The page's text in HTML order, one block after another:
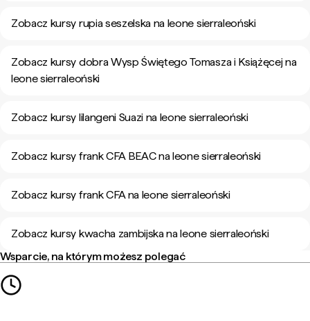
Zobacz kursy rupia seszelska na leone sierraleoński
Zobacz kursy dobra Wysp Świętego Tomasza i Książęcej na
leone sierraleoński
Zobacz kursy lilangeni Suazi na leone sierraleoński
Zobacz kursy frank CFA BEAC na leone sierraleoński
Zobacz kursy frank CFA na leone sierraleoński
Zobacz kursy kwacha zambijska na leone sierraleoński
Wsparcie, na którym możesz polegać